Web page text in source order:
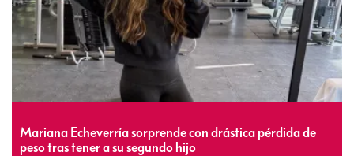
Mariana Echeverría sorprende con drástica pérdida de
peso tras tener a su segundo hijo